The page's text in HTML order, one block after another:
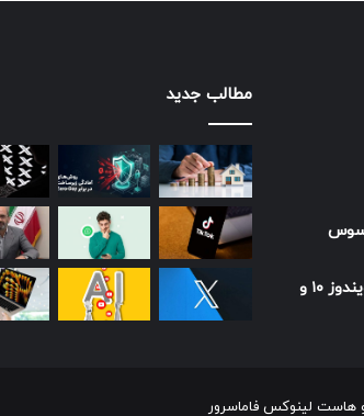
بیش از ۱٫۴ میلیارد دستگاه از ویندوز ۱۰ و
مطالب جدید
هاست لینوکس فاماسرور